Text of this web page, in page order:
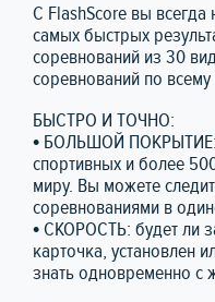
С FlashScore вы
самых быстрых
соревнований из 30
соревнований по всему
БЫСТРО И ТОЧНО:
• БОЛЬШОЙ ПОКРЫТИЕ:
спортивных и более
миру. Вы можете
соревнованиями в
• СКОРОСТЬ: будет ли
карточка, установлен
знать одновременно с